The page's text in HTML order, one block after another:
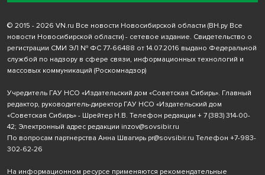
© 2015 - 2026 VN.ru Все новости Новосибирской области (ВН.ру Все
новости Новосибирской области) - сетевое издание. Свидетельство о
регистрации СМИ ЭЛ № ФС 77-66488 от 14.07.2016 выдано Федеральной
службой по надзору в сфере связи, информационных технологий и
массовых коммуникаций (Роскомнадзор)
Учредитель ГАУ НСО «Издательский дом «Советская Сибирь». Главный
редактор, руководитель-директор ГАУ НСО «Издательский дом
«Советская Сибирь» - Шрейтер Н.В. Телефон редакции + 7 (383) 314-00-
42; Электронный адрес редакции inzov@sovsibir.ru
По вопросам партнерства Анна Швагирь pr@sovsibir.ru Телефон +7-983-
302-62-26
На информационном ресурсе применяются рекомендательные